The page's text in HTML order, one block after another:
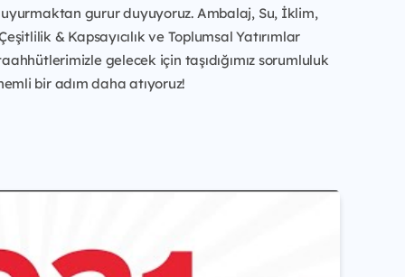
gurur duyuyoruz. Ambalaj, Su, İklim,
& Kapsayıcılık ve Toplumsal Yatırımlar
gelecek için taşıdığımız sorumluluk
bir adım daha atıyoruz!